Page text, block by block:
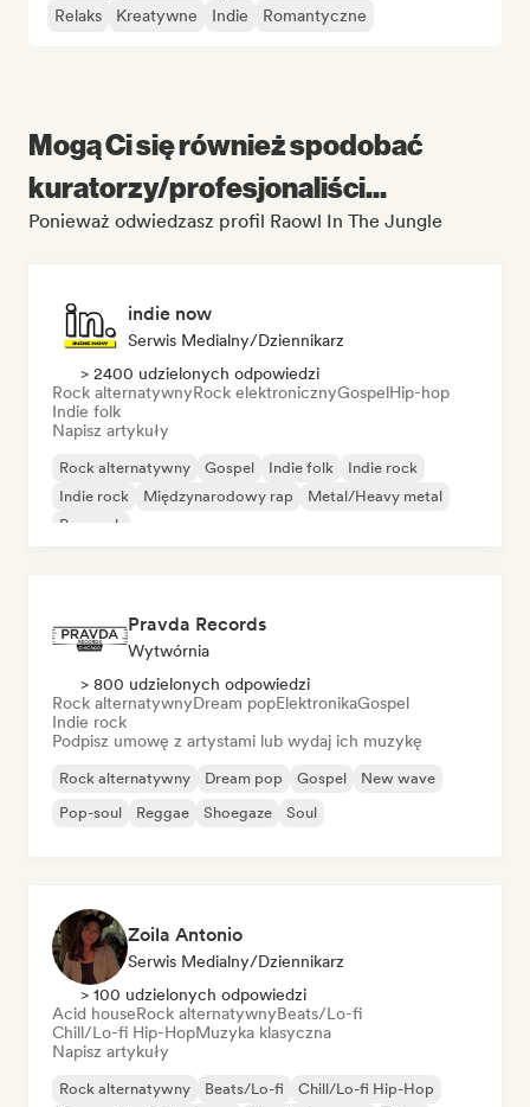
Relaks Kreatywne Indie Romantyczne
Mogą Ci się również spodobać
kuratorzy/profesjonaliści...
Ponieważ odwiedzasz profil Raowl In The Jungle
indie now
Serwis Medialny/Dziennikarz
> 2400 udzielonych odpowiedzi
Rock alternatywnyRock elektronicznyGospelHip-hop
Indie folk
Napisz artykuły
Rock alternatywny Gospel Indie folk
Indie rock
Indie rock
Międzynarodowy rap
Metal/Heavy metal
Pop rock
Pravda Records
Wytwórnia
> 800 udzielonych odpowiedzi
Rock alternatywnyDream popElektronikaGospel
Indie rock
Podpisz umowę z artystami lub wydaj ich muzykę
Rock alternatywny Dream pop Gospel
New wave
Pop-soul
Reggae Shoegaze Soul
Zoila Antonio
Serwis Medialny/Dziennikarz
> 100 udzielonych odpowiedzi
Acid houseRock alternatywnyBeats/Lo-fi
Chill/Lo-fi Hip-HopMuzyka klasyczna
Napisz artykuły
Rock alternatywny Beats/Lo-fi
Chill/Lo-fi Hip-Hop